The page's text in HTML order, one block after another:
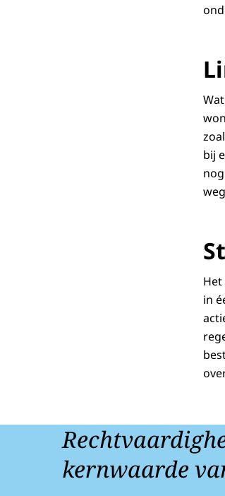
bij
in
kernwaarde